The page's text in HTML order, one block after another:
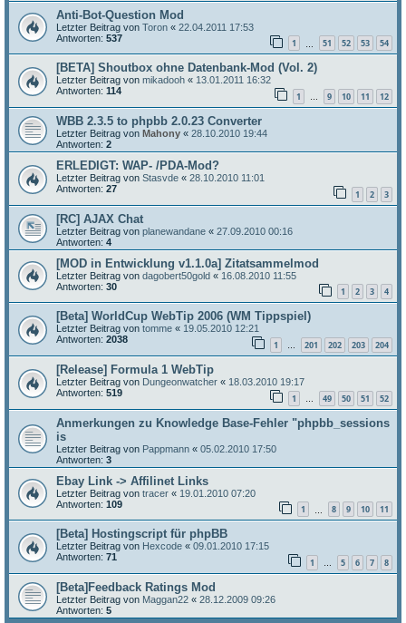
Anti-Bot-Question Mod
Letzter Beitrag von Toron « 22.04.2011 17:53
Antworten: 537 1 51 52 53 54
[BETA] Shoutbox ohne Datenbank-Mod (Vol. 2)
Letzter Beitrag von mikadooh « 13.01.2011 16:32
Antworten: 114 1 … 9 10 11 12
WBB 2.3.5 to phpbb 2.0.23 Converter
Letzter Beitrag von Mahony « 28.10.2010 19:44
Antworten: 2
ERLEDIGT: WAP- /PDA-Mod?
Letzter Beitrag von Stasvde « 28.10.2010 11:01
Antworten: 27 1 2 3
[RC] AJAX Chat
Letzter Beitrag von planewandane « 27.09.2010 00:16
Antworten: 4
[MOD in Entwicklung v1.1.0a] Zitatsammelmod
Letzter Beitrag von dagobert50gold « 16.08.2010 11:55
Antworten: 30 1 2 3 4
[Beta] WorldCup WebTip 2006 (WM Tippspiel)
Letzter Beitrag von tomme « 19.05.2010 12:21
Antworten: 2038 1 … 201 202 203 204
[Release] Formula 1 WebTip
Letzter Beitrag von Dungeonwatcher « 18.03.2010 19:17
Antworten: 519 1 49 50 51 52
Anmerkungen zu Knowledge Base-Fehler "phpbb_sessions
is
Letzter Beitrag von Pappmann « 05.02.2010 17:50
Antworten: 3
Ebay Link -> Affilinet Links
Letzter Beitrag von tracer « 19.01.2010 07:20
Antworten: 109 1 8 9 10 11
[Beta] Hostingscript für phpBB
Letzter Beitrag von Hexcode « 09.01.2010 17:15
Antworten: 71 1 … 5 6 7 8
[Beta]Feedback Ratings Mod
Letzter Beitrag von Maggan22 « 28.12.2009 09:26
Antworten: 5